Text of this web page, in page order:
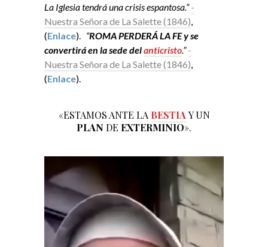
La Iglesia tendrá una crisis espantosa.” -
Nuestra Señora de La Salette (1846)
(Enlace). “ROMA PERDERÁ LA FE y se
convertirá en la sede delanticristo.” -
Nuestra Señora de La Salette (1846)
(Enlace).
«ESTAMOS ANTE LA BESTIA Y UN
PLAN DE EXTERMINIO».